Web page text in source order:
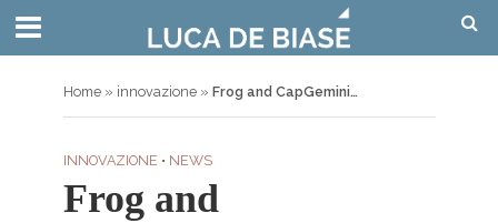
Home» innovazione» Frog and CapGemini…
INNOVAZIONE • NEWS
Frog and